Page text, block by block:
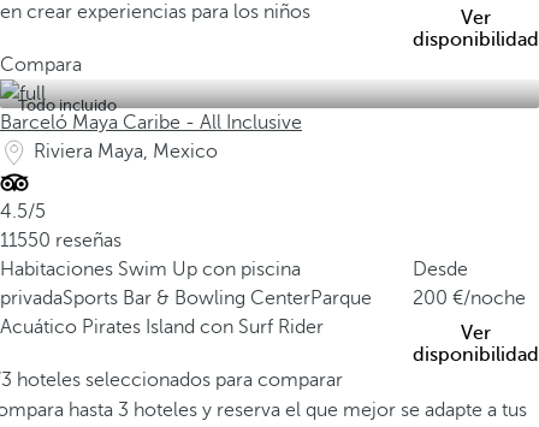
en crear experiencias para los niños
Ver
disponibilidad
Compara
Todo incluido
Barceló Maya Caribe - All Inclusive
Riviera Maya, Mexico
4.5/5
11550 reseñas
Habitaciones Swim Up con piscina
privadaSports Bar & Bowling CenterParque
Acuático Pirates Island con Surf Rider
Desde
200
/noche
Ver
disponibilidad
hoteles seleccionados para comparar
hasta 3 hoteles y reserva el que mejor se adapte a tus